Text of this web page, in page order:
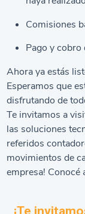
Comisiones
Pago y
Ahora ya estás
Esperamos que
disfrutando de
Te invitamos a
las soluciones
referidos
movimientos de
empresa! Conocé